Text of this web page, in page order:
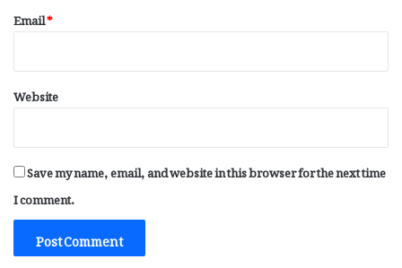
Email*
Website
Save my name, email, and website in this browser for the next time
I comment.